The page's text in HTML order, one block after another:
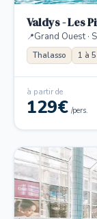
Valdys - Les
Grand Ouest ·
Thalasso 1 à
à partir de
129€ /pers.